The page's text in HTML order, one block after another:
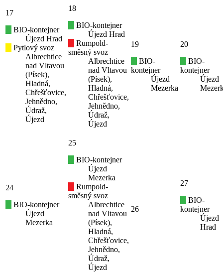
17
BIO-kontejner
Újezd Hrad
Pytlový svoz
Albrechtice
nad Vltavou
(Písek),
Hladná,
Chřešťovice,
Jehnědno,
Údraž,
Újezd
18
BIO-kontejner
Újezd Hrad
Rumpold-
směsný svoz
Albrechtice
nad Vltavou
(Písek),
Hladná,
Chřešťovice,
Jehnědno,
Údraž,
Újezd
19
BIO-
kontejner
Újezd
Mezerka
20
BIO-
kontejner
Újezd
24
BIO-kontejner
Újezd
Mezerka
25
BIO-kontejner
Újezd
Mezerka
Rumpold-
směsný svoz
Albrechtice
nad Vltavou
(Písek),
Hladná,
Chřešťovice,
Jehnědno,
Údraž,
Újezd
26
27
BIO-
kontejner
Újezd
Hrad